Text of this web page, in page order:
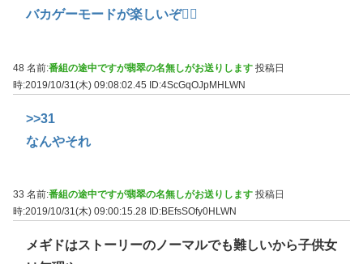
バカゲーモードが楽しいぞ🙆‍♀
48 名前:番組の途中ですが翡翠の名無しがお送りします 投稿日
時:2019/10/31(木) 09:08:02.45 ID:4ScGqOJpMHLWN
>>31
なんやそれ
33 名前:番組の途中ですが翡翠の名無しがお送りします 投稿日
時:2019/10/31(木) 09:00:15.28 ID:BEfsSOfy0HLWN
メギドはストーリーのノーマルでも難しいから子供女